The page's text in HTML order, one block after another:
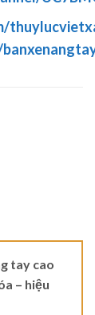
tay cao
– hiệu